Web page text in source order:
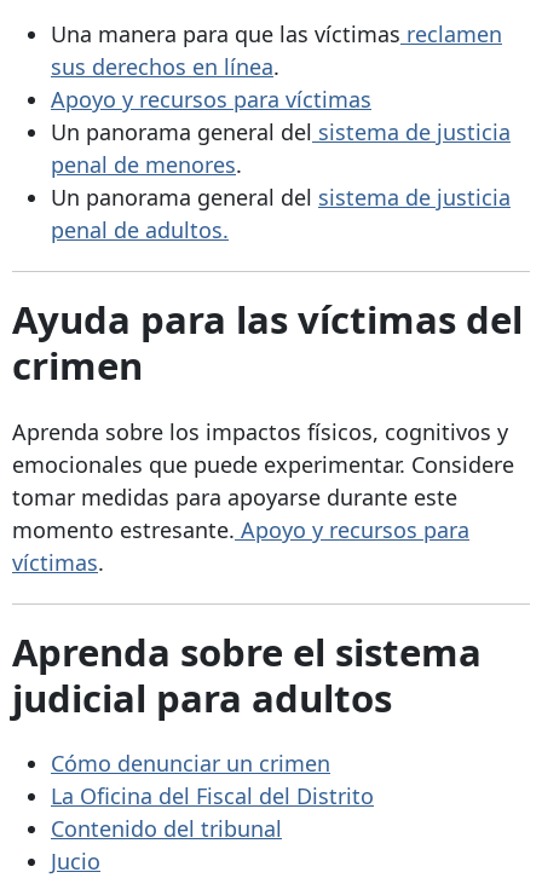
Una manera para que las víctimas reclamen
sus derechos en línea.
Apoyo y recursos para víctimas
Un panorama general del sistema de justicia
penal de menores.
Un panorama general del sistema de justicia
penal de adultos.
Ayuda para las víctimas del
crimen
Aprenda sobre los impactos físicos, cognitivos y
emocionales que puede experimentar. Considere
tomar medidas para apoyarse durante este
momento estresante. Apoyo y recursos para
víctimas.
Aprenda sobre el sistema
judicial para adultos
Cómo denunciar un crimen
La Oficina del Fiscal del Distrito
Contenido del tribunal
Jucio